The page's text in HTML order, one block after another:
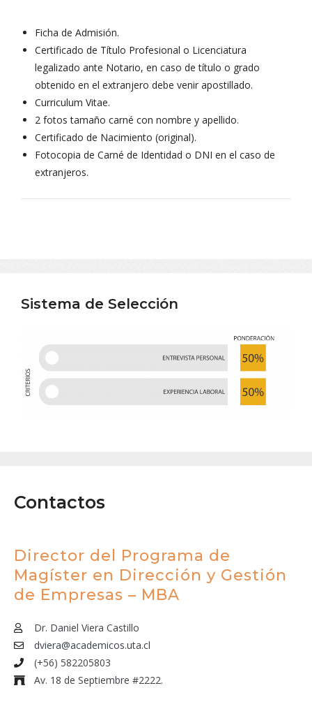
Ficha de Admisión.
Certificado de Título Profesional o Licenciatura
legalizado ante Notario, en caso de título o grado
obtenido en el extranjero debe venir apostillado.
Curriculum Vitae.
2 fotos tamaño carné con nombre y apellido.
Certificado de Nacimiento (original).
Fotocopia de Carné de Identidad o DNI en el caso de
extranjeros.
Sistema de Selección
Contactos
Director del Programa de
Magíster en Dirección y Gestión
de Empresas – MBA
Dr. Daniel Viera Castillo
dviera@academicos.uta.cl
(+56) 582205803
Av. 18 de Septiembre #2222.